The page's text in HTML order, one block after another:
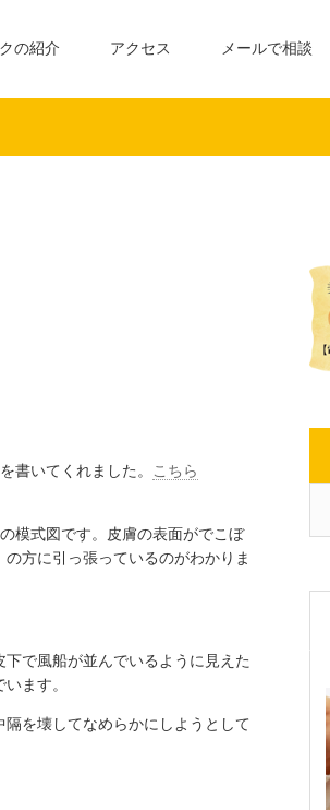
の紹介 アクセス メールで相談
書いてくれました。
こちら
模式図です。皮膚の表面がでこぼ
方に引っ張っているのがわかりま
で風船が並んでいるように見えた
ます。
を壊してなめらかにしようとして